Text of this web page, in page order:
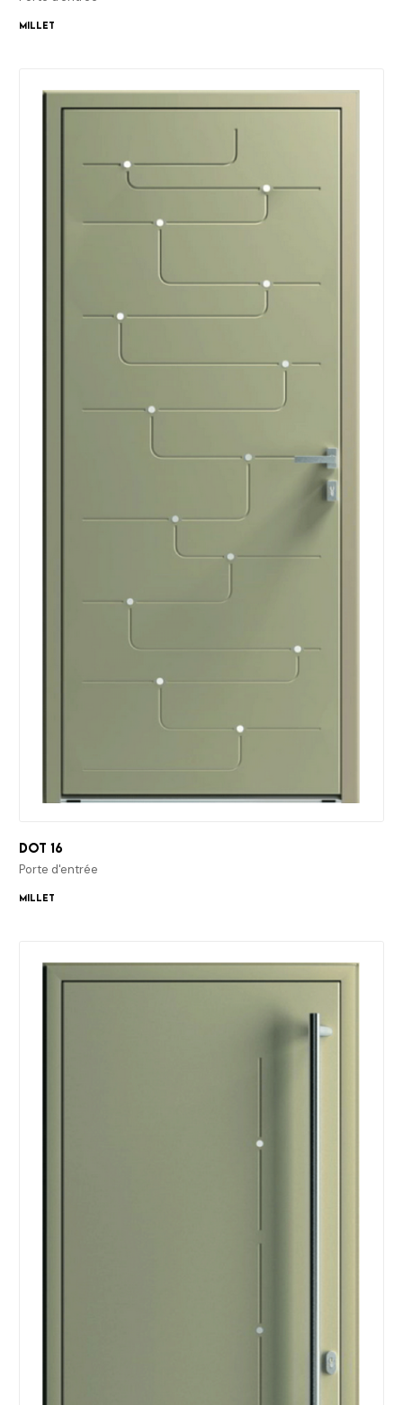
Millet
Dot 16
Porte d'entrée
Millet